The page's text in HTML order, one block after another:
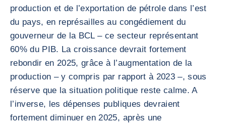
production et de l’exportation de pétrole dans l’est
du pays, en représailles au congédiement du
gouverneur de la BCL – ce secteur représentant
60% du PIB. La croissance devrait fortement
rebondir en 2025, grâce à l’augmentation de la
production – y compris par rapport à 2023 –, sous
réserve que la situation politique reste calme. A
l’inverse, les dépenses publiques devraient
fortement diminuer en 2025, après une